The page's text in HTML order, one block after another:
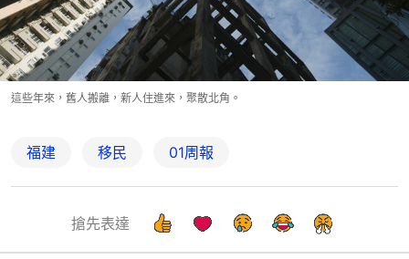
這些年來，舊人搬離，新人住進來，聚散北角。
福建 移民 01周報
搶先表達